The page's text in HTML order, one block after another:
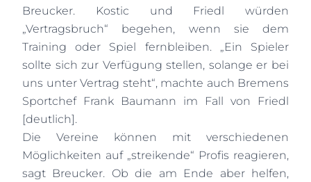
Breucker. Kostic und Friedl würden
„Vertragsbruch“ begehen, wenn sie dem
Training oder Spiel fernbleiben. „Ein Spieler
sollte sich zur Verfügung stellen, solange er bei
uns unter Vertrag steht“, machte auch Bremens
Sportchef Frank Baumann im Fall von Friedl
[deutlich].
Die Vereine können mit verschiedenen
Möglichkeiten auf „streikende“ Profis reagieren,
sagt Breucker. Ob die am Ende aber helfen,